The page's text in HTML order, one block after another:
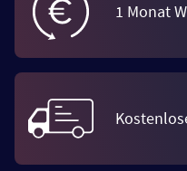
1 Monat